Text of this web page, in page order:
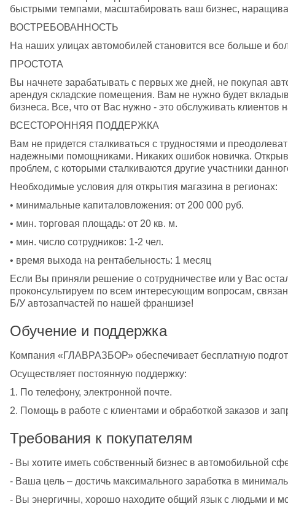
быстрыми темпами, масштабировать ваш бизнес,
ВОСТРЕБОВАННОСТЬ
На наших улицах автомобилей становится все больше и
ПРОСТОТА
Вы начнете зарабатывать с первых же дней, не покупая
арендуя складские помещения. Вам не нужно будет
бизнеса. Все, что от Вас нужно - это обслуживать клиентов
ВСЕСТОРОННЯЯ ПОДДЕРЖКА
Вам не придется сталкиваться с трудностями и
надежными помощниками. Никаких ошибок новичка.
проблем, с которыми сталкиваются другие участники
Необходимые условия для открытия магазина в регионах:
• минимальные капиталовложения: от 200 000 руб.
• мин. торговая площадь: от 20 кв. м.
• мин. число сотрудников: 1-2 чел.
• время выхода на рентабельность: 1 месяц
Если Вы приняли решение о сотрудничестве или у Вас
проконсультируем по всем интересующим вопросам,
Б/У автозапчастей по нашей франшизе!
Обучение и поддержка
Компания «ГЛАВРАЗБОР» обеспечивает бесплатную
Осуществляет постоянную поддержку:
1. По телефону, электронной почте.
2. Помощь в работе с клиентами и обработкой заказов и
Требования к покупателям
- Вы хотите иметь собственный бизнес в автомобильной
- Ваша цель – достичь максимального заработка в
- Вы энергичны, хорошо находите общий язык с людьми и